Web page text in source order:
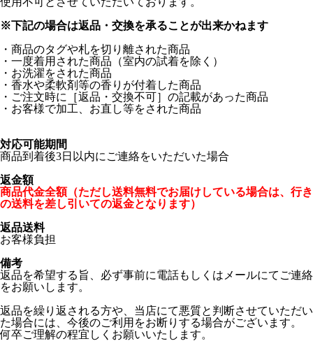
※下記の場合は返品・交換を承ることが出来かねます
・商品のタグや札を切り離された商品
・一度着用された商品（室内の試着を除く）
・お洗濯をされた商品
・香水や柔軟剤等の香りが付着した商品
・ご注文時に［返品・交換不可］の記載があった商品
・お客様で加工、お直し等をされた商品
対応可能期間
商品到着後3日以内にご連絡をいただいた場合
返金額
商品代金全額（ただし送料無料でお届けしている場合は、行き
の送料を差し引いての返金となります）
返品送料
お客様負担
備考
返品を希望する旨、必ず事前に電話もしくはメールにてご連絡
をお願いします。
返品を繰り返される方や、当店にて悪質と判断させていただい
た場合には、今後のご利用をお断りする場合がございます。
何卒ご理解の程宜しくお願いいたします。